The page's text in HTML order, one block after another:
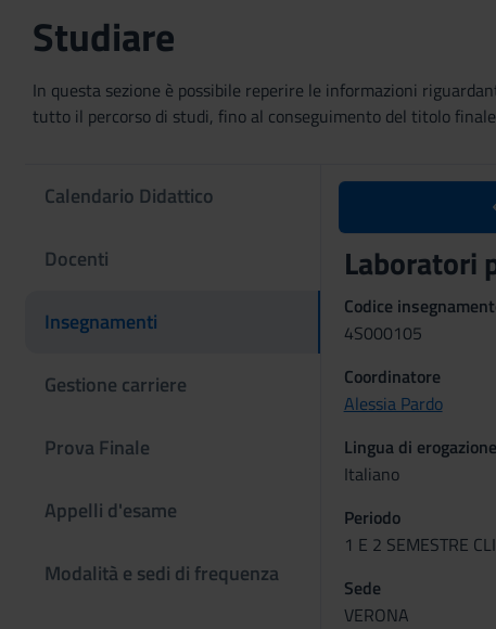
Studiare
In questa sezione è possibile reperire le informazioni
tutto il percorso di studi, fino al conseguimento del titolo
Calendario Didattico
Docenti
Insegnamenti
Gestione carriere
Prova Finale
Appelli d'esame
Modalità e sedi di frequenza
Laboratori
Codice
4S000105
Coordinatore
Alessia Pardo
Lingua di erogazione
Italiano
Periodo
1 E 2 SEMESTRE
Sede
VERONA